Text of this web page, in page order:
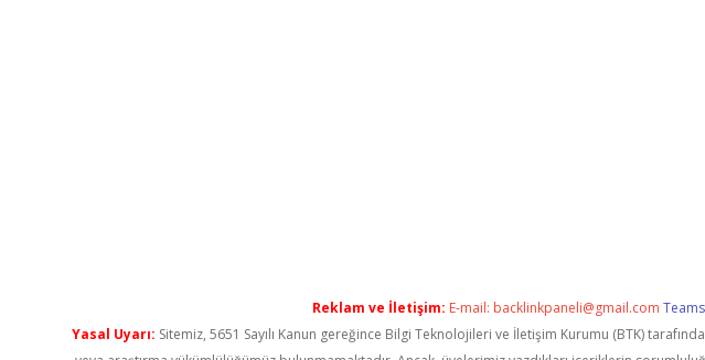
Reklam ve İletişim: E-mail: backlinkpaneli@gmail.com
Yasal Uyarı: Sitemiz, 5651 Sayılı Kanun gereğince Bilgi Teknolojileri ve İletişim Kurumu (BTK)